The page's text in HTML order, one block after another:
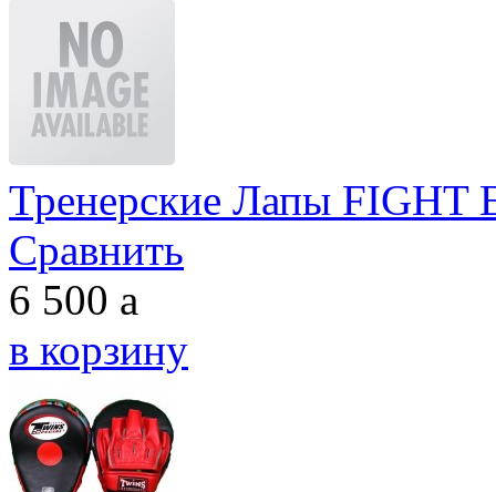
Тренерские Лапы FIGHT
Сравнить
6 500 a
в корзину